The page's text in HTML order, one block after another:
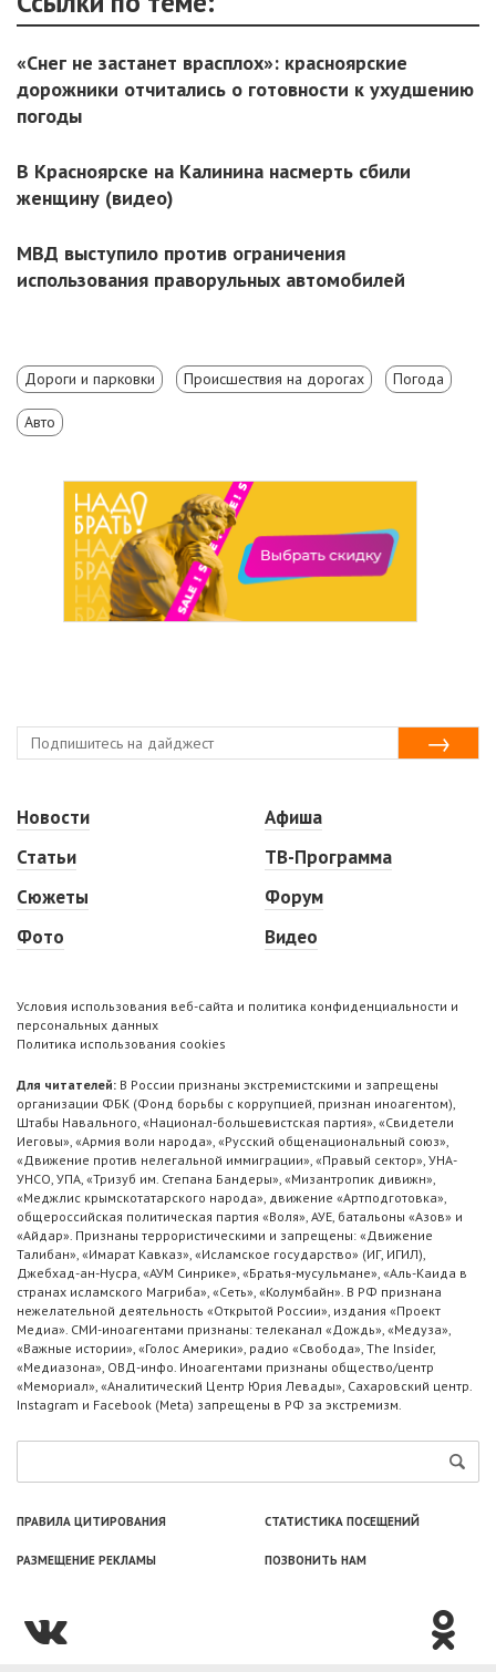
«Снег не застанет врасплох»: красноярские
дорожники отчитались о готовности к ухудшению
погоды
В Красноярске на Калинина насмерть сбили
женщину (видео)
МВД выступило против ограничения
использования праворульных автомобилей
Дороги и парковки Происшествия на дорогах Погода
Авто
Новости
Статьи
Сюжеты
Фото
Афиша
ТВ-Программа
Форум
Видео
Условия использования веб-сайта и политика конфиденциальности и
персональных данных
Политика использования cookies
Для читателей: В России признаны экстремистскими и запрещены
организации ФБК (Фонд борьбы с коррупцией, признан иноагентом),
Штабы Навального, «Национал-большевистская партия», «Свидетели
Иеговы», «Армия воли народа», «Русский общенациональный союз»,
«Движение против нелегальной иммиграции», «Правый сектор», УНА-
УНСО, УПА, «Тризуб им. Степана Бандеры», «Мизантропик дивижн»,
«Меджлис крымскотатарского народа», движение «Артподготовка»,
общероссийская политическая партия «Воля», АУЕ, батальоны «Азов» и
«Айдар». Признаны террористическими и запрещены: «Движение
Талибан», «Имарат Кавказ», «Исламское государство» (ИГ, ИГИЛ),
Джебхад-ан-Нусра, «АУМ Синрике», «Братья-мусульмане», «Аль-Каида в
странах исламского Магриба», «Сеть», «Колумбайн». В РФ признана
нежелательной деятельность «Открытой России», издания «Проект
Медиа». СМИ-иноагентами признаны: телеканал «Дождь», «Медуза»,
«Важные истории», «Голос Америки», радио «Свобода», The Insider,
«Медиазона», ОВД-инфо. Иноагентами признаны общество/центр
«Мемориал», «Аналитический Центр Юрия Левады», Сахаровский центр.
Instagram и Facebook (Metа) запрещены в РФ за экстремизм.
ПРАВИЛА ЦИТИРОВАНИЯ СТАТИСТИКА ПОСЕЩЕНИЙ
РАЗМЕЩЕНИЕ РЕКЛАМЫ ПОЗВОНИТЬ НАМ